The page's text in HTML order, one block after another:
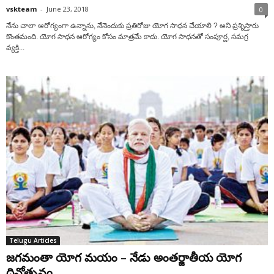
vskteam - June 23, 2018 0
నేను చాలా ఆరోగ్యంగా ఉన్నాను, నేనెందుకు ప్రతిరోజు యోగ సాధన చేయాలి ? అని ప్రశ్నిస్తారు
కొంతమంది. యోగ సాధన ఆరోగ్యం కోసం మాత్రమే కాదు. యోగ సాధనతో సంపూర్ణ, సమగ్ర
వ్యక్తి...
Telugu Articles
జగమంతా యోగ మయం – నేడు అంతర్జాతీయ యోగ